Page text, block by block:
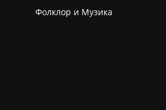
Фолклор и Музика